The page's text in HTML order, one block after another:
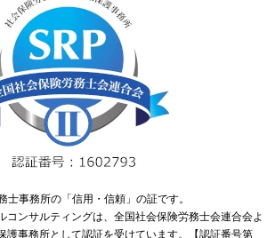
事務所の「信用・信頼」の証です。
コンサルティングは、全国社会保険労務士会連合会よ
護事務所として認証を受けています。【認証番号第